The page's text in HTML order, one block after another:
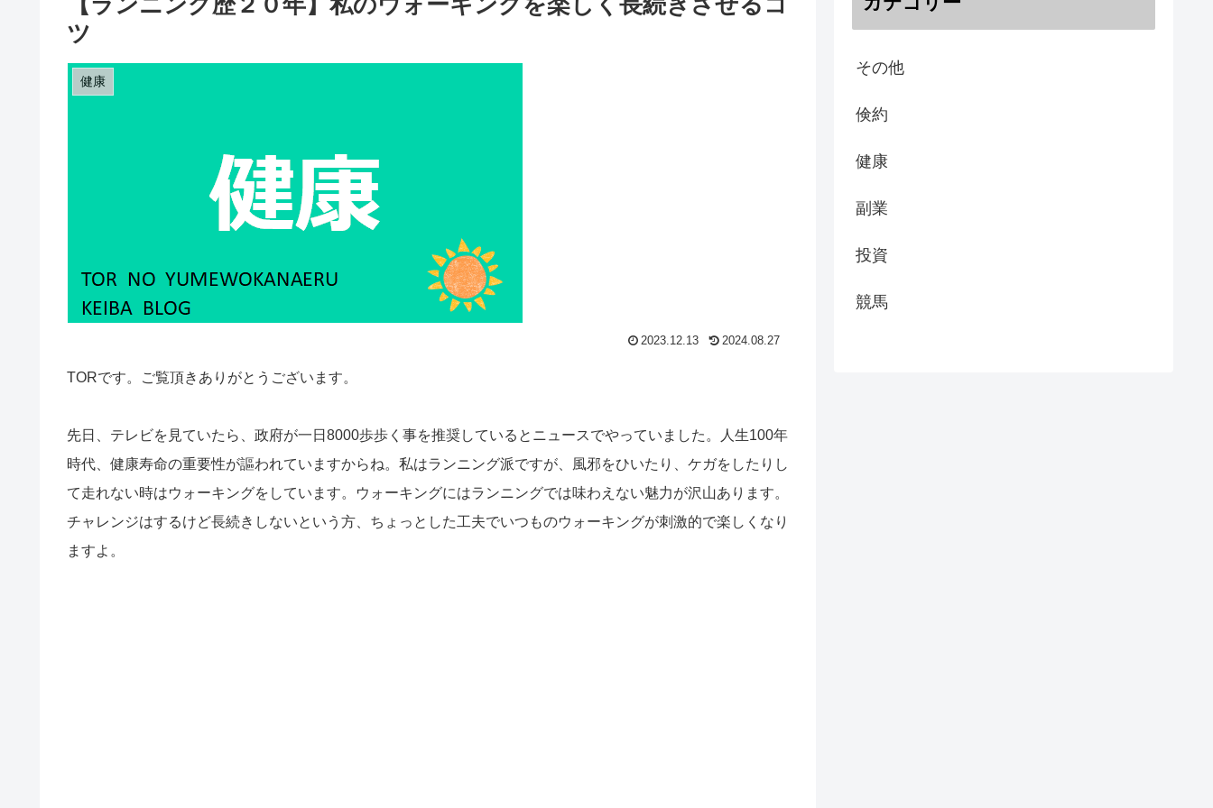
ツ
健康
2023.12.13 2024.08.27
TORです。ご覧頂きありがとうございます。
先日、テレビを見ていたら、 政府が一日8000歩歩く事を推奨しているとニュースでやっていました。
人生100年
時代、健康寿命の重要性が謳われていますからね。私はランニング派ですが、風邪をひいたり、ケガをしたりし
て走れない時はウォーキングをしています。ウォーキングにはランニングでは味わえない魅力が沢山あります。
チャレンジはするけど長続きしないという方、ちょっとした工夫でいつものウォーキングが刺激的で楽しくなり
ますよ。
その他
倹約
健康
副業
投資
競馬